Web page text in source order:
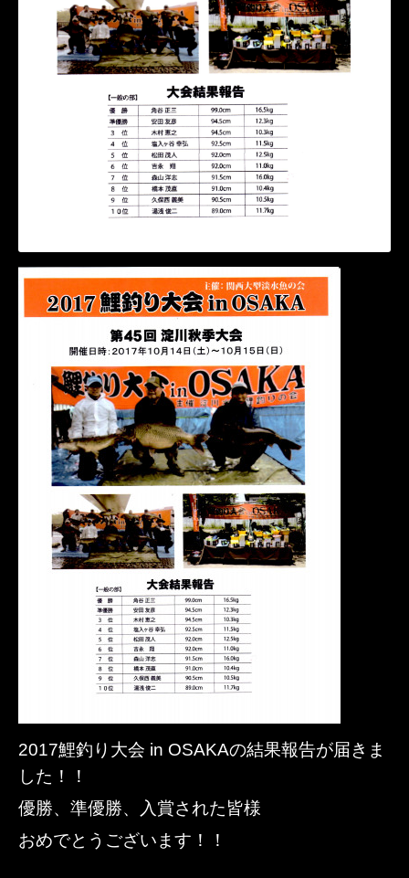
2017鯉釣り大会 in OSAKAの結果報告が届きま
した！！
優勝、準優勝、入賞された皆様
おめでとうございます！！